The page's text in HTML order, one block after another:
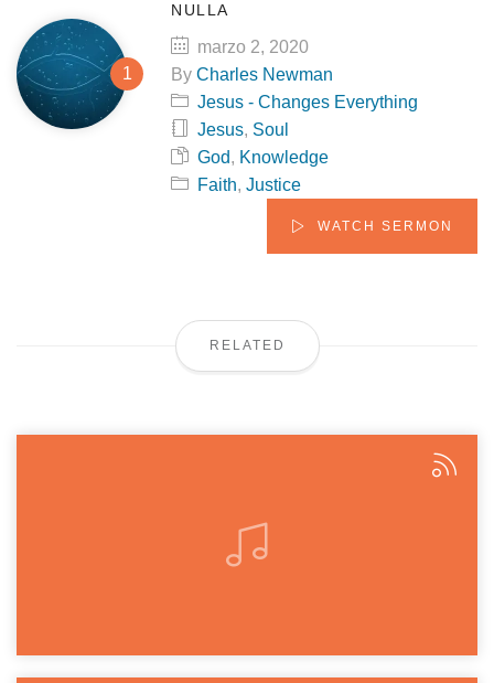
NULLA
marzo 2, 2020
By Charles Newman
Jesus - Changes Everything
Jesus, Soul
God, Knowledge
Faith, Justice
WATCH SERMON
RELATED